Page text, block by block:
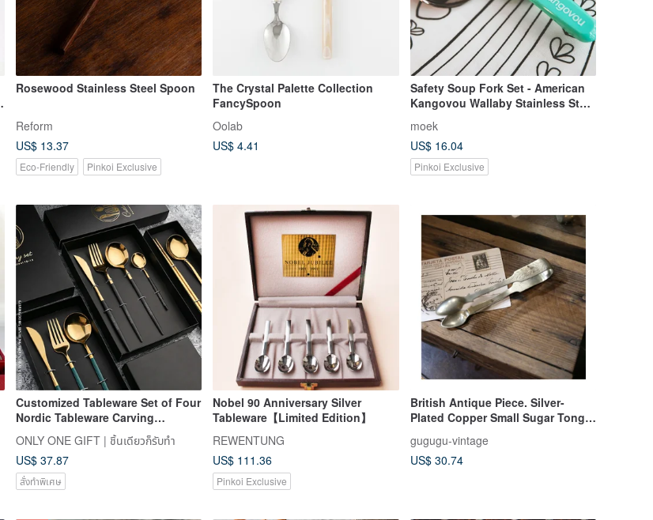
Rosewood Stainless Steel Spoon
Reform
US$ 13.37
Eco-Friendly Pinkoi Exclusive
The Crystal Palette Collection
FancySpoon
Oolab
US$ 4.41
Safety Soup Fork Set - American
Kangovou Wallaby Stainless Steel
Safety Cutlery
moek
US$ 16.04
Pinkoi Exclusive
Customized Tableware Set of Four
Nordic Tableware Carving
Lettering Tableware Gift Box New
Year's Gift
ONLY ONE GIFT | ชิ้นเดียวก็รับทำ
US$ 37.87
สั่งทำพิเศษ
Nobel 90 Anniversary Silver
Tableware【Limited Edition】
REWENTUNG
US$ 111.36
Pinkoi Exclusive
British Antique Piece. Silver-
Plated Copper Small Sugar Tongs.
Engraved Decorative Patterns.
Table Display Decor
gugugu-vintage
US$ 30.74